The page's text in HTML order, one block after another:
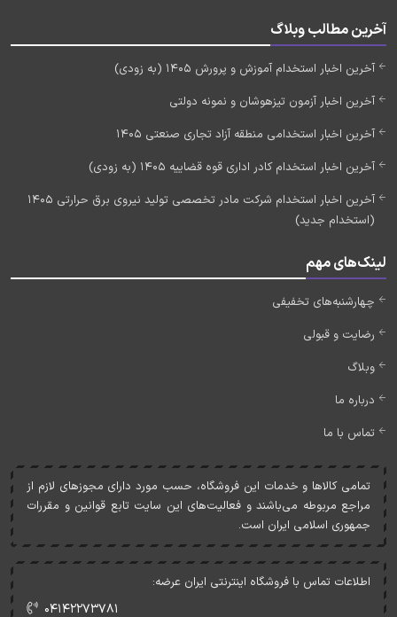
آخرین مطالب وبلاگ
آخرین اخبار استخدام آموزش و پرورش 1405 (به زودی)
آخرین اخبار آزمون تیزهوشان و نمونه دولتی
آخرین اخبار استخدامی منطقه آزاد تجاری صنعتی 1405
آخرین اخبار استخدام کادر اداری قوه قضاییه 1405 (به زودی)
آخرین اخبار استخدام شرکت مادر تخصصی تولید نیروی برق حرارتی 1405
(استخدام جدید)
لینک‌های مهم
چهارشنبه‌های تخفیفی
رضایت و قبولی
وبلاگ
درباره ما
تماس با ما
تمامی کالاها و خدمات اين فروشگاه، حسب مورد دارای مجوزهای لازم از
مراجع مربوطه می‌باشند و فعاليت‌های اين سايت تابع قوانين و مقررات
جمهوری اسلامی ايران است.
اطلاعات تماس با فروشگاه اینترنتی ایران عرضه:
۰۴۱۴۲۲۷۳۷۸۱